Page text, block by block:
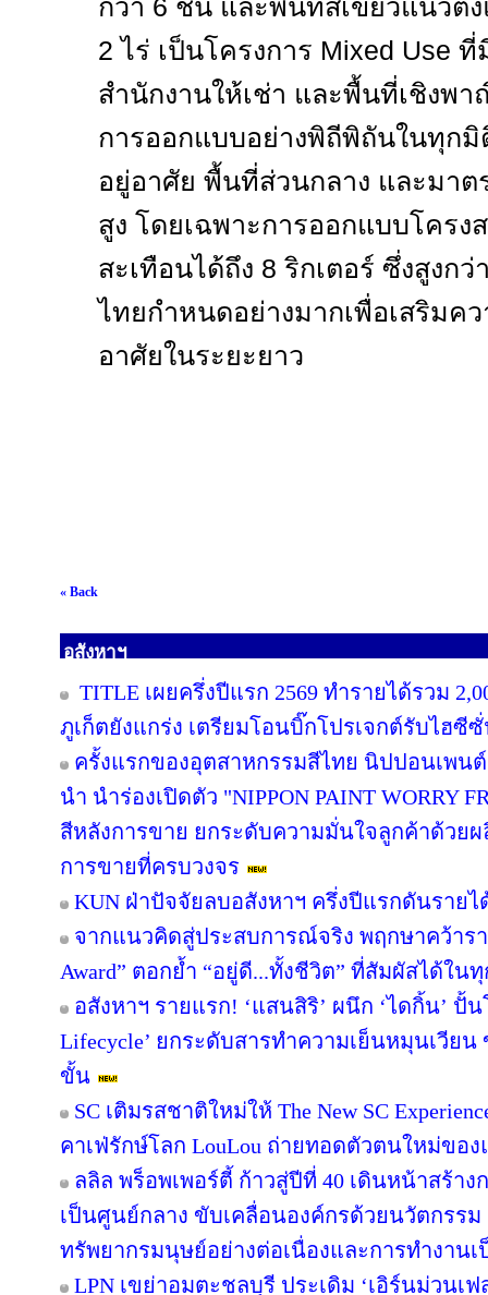
กว่า 6 ชั้น และพื้นที่สีเขียวแนวตั้
2ไร่ เป็นโครงการ Mixed Use ที่
สำนักงานให้เช่า และพื้นที่เชิงพ
การออกแบบอย่างพิถีพิถันในทุก
อยู่อาศัย พื้นที่ส่วนกลาง และมา
สูง โดยเฉพาะการออกแบบโครง
สะเทือนได้ถึง 8 ริกเตอร์ ซึ่งสูงก
ไทยกำหนดอย่างมากเพื่อเสริมค
อาศัยในระยะยาว
« Back
อสังหาฯ
TITLE เผยครึ่งปีแรก 2569 ทำรายได้รวม
ภูเก็ตยังแกร่ง เตรียมโอนบิ๊กโปรเจกต์รับไฮซี
ครั้งแรกของอุตสาหกรรมสีไทย นิปปอนเพน
นำ นำร่องเปิดตัว "NIPPON PAINT
สีหลังการขาย ยกระดับความมั่นใจลูกค้าด้ว
การขายที่ครบวงจร
KUN ฝ่าปัจจัยลบอสังหาฯ ครึ่งปีแรกดันรายไ
จากแนวคิดสู่ประสบการณ์จริง พฤกษาคว้ารา
Award” ตอกย้ำ “อยู่ดี...ทั้งชีวิต” ที่สัมผัสได้ใน
อสังหาฯ รายแรก! ‘แสนสิริ’ ผนึก ‘ไดกิ้น’ ปั้น
Lifecycle’ ยกระดับสารทำความเย็นหมุนเวียน
ขั้น
SC เติมรสชาติใหม่ให้ The New SC
คาเฟ่รักษ์โลก LouLou ถ่ายทอดตัวตนใหม่ขอ
ลลิล พร็อพเพอร์ตี้ ก้าวสู่ปีที่ 40 เดินหน้าสร้า
เป็นศูนย์กลาง ขับเคลื่อนองค์กรด้วยนวัตกรร
ทรัพยากรมนุษย์อย่างต่อเนื่องและการทำงาน
LPN เขย่าอมตะชลบุรี ประเดิม ‘เอิร์นม่วนเฟ